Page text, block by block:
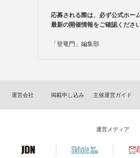
応募される際は、必ず公式ホー
最新の開催情報をご確認ください
「登竜門」編集部
運営会社 掲載申し込み 主催運営ガイド
運営メディア